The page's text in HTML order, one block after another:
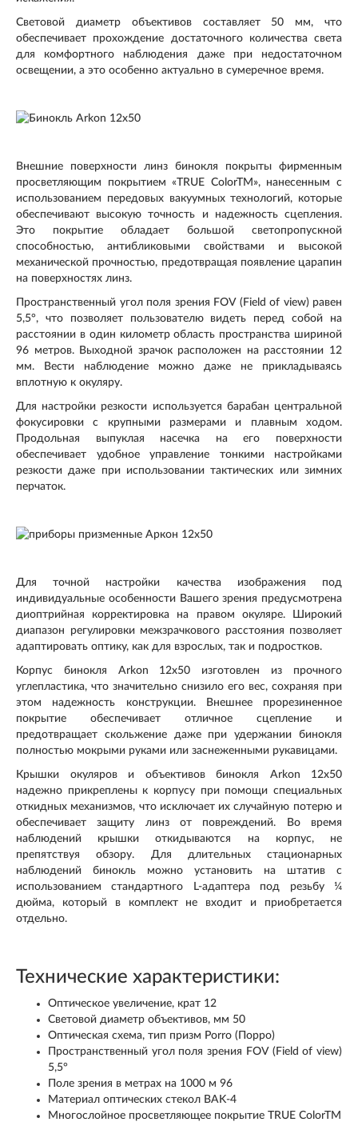
Световой диаметр объективов составляет 50 мм, что
обеспечивает прохождение достаточного количества света
для комфортного наблюдения даже при недостаточном
освещении, а это особенно актуально в сумеречное время.
Внешние поверхности линз бинокля покрыты фирменным
просветляющим покрытием «TRUE ColorTM», нанесенным с
использованием передовых вакуумных технологий, которые
обеспечивают высокую точность и надежность сцепления.
Это покрытие обладает большой светопропускной
способностью, антибликовыми свойствами и высокой
механической прочностью, предотвращая появление царапин
на поверхностях линз.
Пространственный угол поля зрения FOV (Field of view) равен
5,5°, что позволяет пользователю видеть перед собой на
расстоянии в один километр область пространства шириной
96 метров. Выходной зрачок расположен на расстоянии 12
мм. Вести наблюдение можно даже не прикладываясь
вплотную к окуляру.
Для настройки резкости используется барабан центральной
фокусировки с крупными размерами и плавным ходом.
Продольная выпуклая насечка на его поверхности
обеспечивает удобное управление тонкими настройками
резкости даже при использовании тактических или зимних
перчаток.
Для точной настройки качества изображения под
индивидуальные особенности Вашего зрения предусмотрена
диоптрийная корректировка на правом окуляре. Широкий
диапазон регулировки межзрачкового расстояния позволяет
адаптировать оптику, как для взрослых, так и подростков.
Корпус бинокля Arkon 12x50 изготовлен из прочного
углепластика, что значительно снизило его вес, сохраняя при
этом надежность конструкции. Внешнее прорезиненное
покрытие обеспечивает отличное сцепление и
предотвращает скольжение даже при удержании бинокля
полностью мокрыми руками или заснеженными рукавицами.
Крышки окуляров и объективов бинокля Arkon 12x50
надежно прикреплены к корпусу при помощи специальных
откидных механизмов, что исключает их случайную потерю и
обеспечивает защиту линз от повреждений. Во время
наблюдений крышки откидываются на корпус, не
препятствуя обзору. Для длительных стационарных
наблюдений бинокль можно установить на штатив с
использованием стандартного L-адаптера под резьбу ¼
дюйма, который в комплект не входит и приобретается
отдельно.
Технические характеристики:
Оптическое увеличение, крат 12
Световой диаметр объективов, мм 50
Оптическая схема, тип призм Porro (Порро)
Пространственный угол поля зрения FOV (Field of view)
5,5°
Поле зрения в метрах на 1000 м 96
Материал оптических стекол BАK-4
Многослойное просветляющее покрытие TRUE ColorTM